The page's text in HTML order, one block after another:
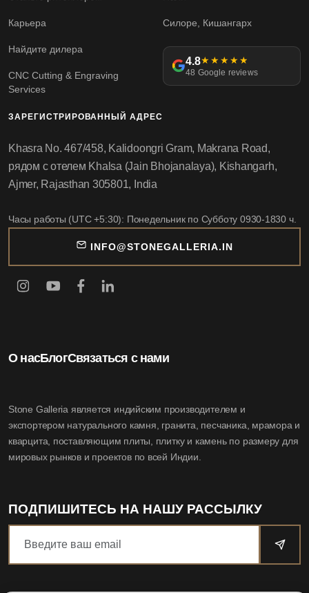
Карьера
Найдите дилера
CNC Cutting & Engraving
Services
Силоре, Кишангарх
4.8★★★★★
48 Google reviews
О насБлогСвязаться с нами
Stone Galleria является индийским производителем и
экспортером натурального камня, гранита, песчаника, мрамора и
кварцита, поставляющим плиты, плитку и камень по размеру для
мировых рынков и проектов по всей Индии.
ПОДПИШИТЕСЬ НА НАШУ РАССЫЛКУ
ЗАРЕГИСТРИРОВАННЫЙ АДРЕС
Khasra No. 467/458, Kalidoongri Gram, Makrana Road,
рядом с отелем Khalsa (Jain Bhojanalaya), Kishangarh,
Ajmer, Rajasthan 305801, India
Часы работы (UTC +5:30): Понедельник по Субботу 0930-1830 ч.
INFO@STONEGALLERIA.IN